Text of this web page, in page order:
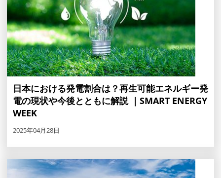
日本における発電割合は？再生可能エネルギー発
電の現状や今後とともに解説 ｜SMART ENERGY
WEEK
2025年04月28日